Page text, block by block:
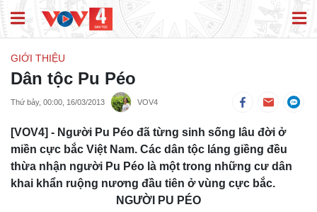
GIỚI THIỆU
Dân tộc Pu Péo
Thứ bảy, 00:00, 16/03/2013 VOV4
[VOV4] - Người Pu Péo đã từng sinh sống lâu đời ở
miền cực bắc Việt Nam. Các dân tộc láng giềng đều
thừa nhận người Pu Péo là một trong những cư dân
khai khẩn ruộng nương đầu tiên ở vùng cực bắc.
NGƯỜI PU PÉO